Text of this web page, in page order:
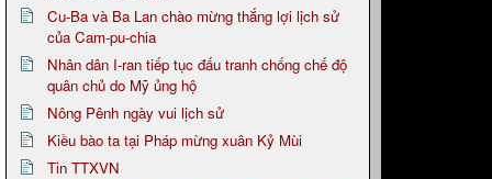
Cu-Ba và Ba Lan chào mừng thắng lợi lịch sử
của Cam-pu-chia
Nhân dân I-ran tiếp tục đấu tranh chống chế độ
quân chủ do Mỹ ủng hộ
Nông Pênh ngày vui lịch sử
Kiều bào ta tại Pháp mừng xuân Kỷ Mùi
Tin TTXVN